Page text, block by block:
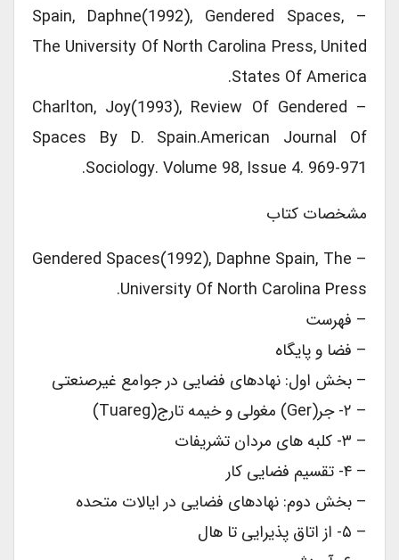
– Spain, Daphne(1992), Gendered Spaces,
The University Of North Carolina Press, United
States Of America.
– Charlton, Joy(1993), Review Of Gendered
Spaces By D. Spain.American Journal Of
Sociology. Volume 98, Issue 4. 969-971.
مشخصات کتاب
– Gendered Spaces(1992), Daphne Spain, The
University Of North Carolina Press.
– فهرست
– فضا و پایگاه
– بخش اول: نهادهای فضایی در جوامع غیرصنعتی
– ۲- جر(Ger) مغولی و خیمه تارج(Tuareg)
– ۳- کلبه های مردان تشریفات
– ۴- تقسیم فضایی کار
– بخش دوم: نهادهای فضایی در ایالات متحده
– ۵- از اتاق پذیرایی تا هال